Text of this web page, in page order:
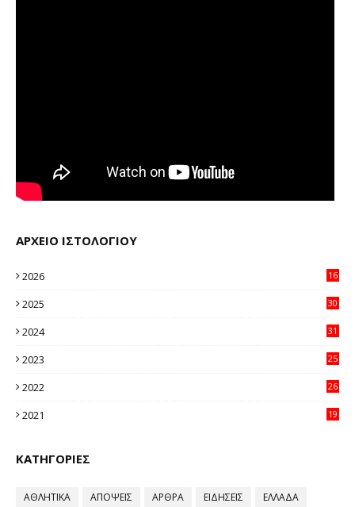
ΑΡΧΕΙΟ ΙΣΤΟΛΟΓΙΟΥ
2026
16
2025
30
2024
31
2023
25
2022
26
2021
19
ΚΑΤΗΓΟΡΙΕΣ
ΑΘΛΗΤΙΚΑ ΑΠΟΨΕΙΣ ΑΡΘΡΑ ΕΙΔΗΣΕΙΣ
ΕΛΛΑΔΑ